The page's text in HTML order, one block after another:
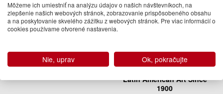
Latin American Art Since
1900
Môžeme ich umiestniť na analýzu údajov o našich návštevníkoch, na
zlepšenie našich webových stránok, zobrazovanie prispôsobeného obsahu
a na poskytovanie skvelého zážitku z webových stránok. Pre viac informácií o
cookies používame otvorené nastavenia.
Nie, uprav Ok, pokračujte